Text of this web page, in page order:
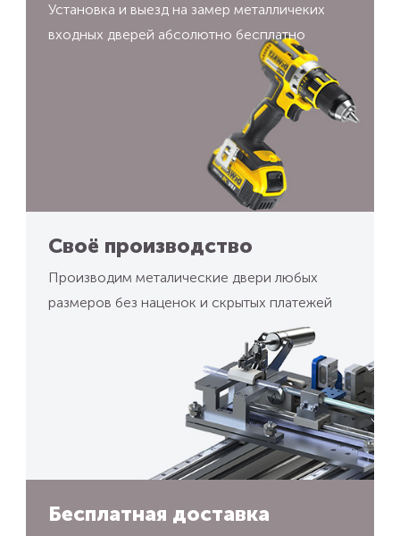
Установка и выезд на замер металличеких
входных дверей абсолютно бесплатно
Своё производство
Производим металические двери любых
размеров без наценок и скрытых платежей
Бесплатная доставка